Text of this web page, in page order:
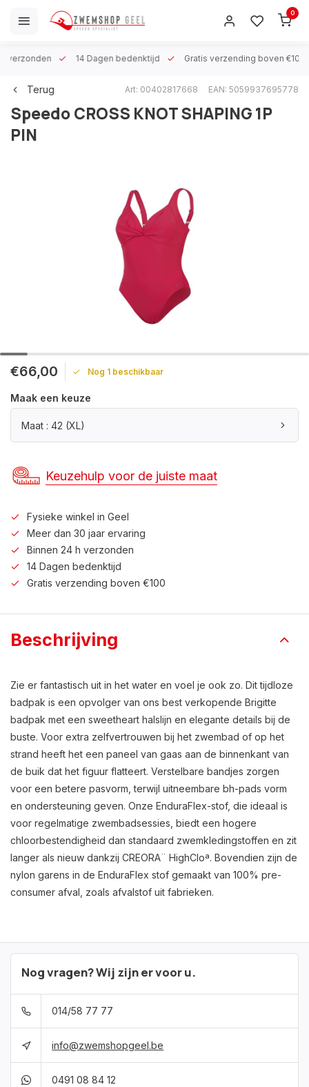
0
verzonden 14 Dagen bedenktijd Gratis verzending boven €100
Terug Art: 00402817668 EAN: 5059937695778
SpeedoCROSS KNOT SHAPING 1P
PIN
€66,00 Nog 1 beschikbaar
Maak een keuze
Maat : 42 (XL)
Keuzehulp voor de juiste maat
Fysieke winkel in Geel
Meer dan 30 jaar ervaring
Binnen 24 h verzonden
14 Dagen bedenktijd
Gratis verzending boven €100
Beschrijving
Zie er fantastisch uit in het water en voel je ook zo. Dit tijdloze
badpak is een opvolger van ons best verkopende Brigitte
badpak met een sweetheart halslijn en elegante details bij de
buste. Voor extra zelfvertrouwen bij het zwembad of op het
strand heeft het een paneel van gaas aan de binnenkant van
de buik dat het figuur flatteert. Verstelbare bandjes zorgen
voor een betere pasvorm, terwijl uitneembare bh-pads vorm
en ondersteuning geven. Onze EnduraFlex-stof, die ideaal is
voor regelmatige zwembadsessies, biedt een hogere
chloorbestendigheid dan standaard zwemkledingstoffen en zit
langer als nieuw dankzij CREORA¨ HighCloª. Bovendien zijn de
nylon garens in de EnduraFlex stof gemaakt van 100% pre-
consumer afval, zoals afvalstof uit fabrieken.
Nog vragen? Wij zijn er voor u.
014/58 77 77
info@zwemshopgeel.be
0491 08 84 12